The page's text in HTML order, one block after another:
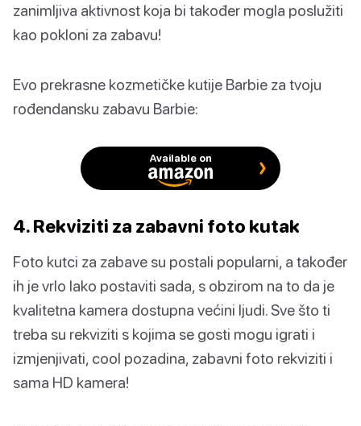
zanimljiva aktivnost koja bi također mogla poslužiti
kao pokloni za zabavu!
Evo prekrasne kozmetičke kutije Barbie za tvoju
rođendansku zabavu Barbie:
Available on
4. Rekviziti za zabavni foto kutak
Foto kutci za zabave su postali popularni, a također
ih je vrlo lako postaviti sada, s obzirom na to da je
kvalitetna kamera dostupna većini ljudi. Sve što ti
treba su rekviziti s kojima se gosti mogu igrati i
izmjenjivati, cool pozadina, zabavni foto rekviziti i
sama HD kamera!